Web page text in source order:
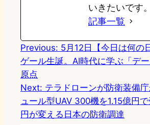
いきたいです。
記事一覧
Previous: 5月12日【今日は何の
ゲール生誕。AI時代に学ぶ「デ
原点
Next: テラドローンが防衛装備
ュール型UAV 300機を1.15億円
円が変える日本の防衛調達